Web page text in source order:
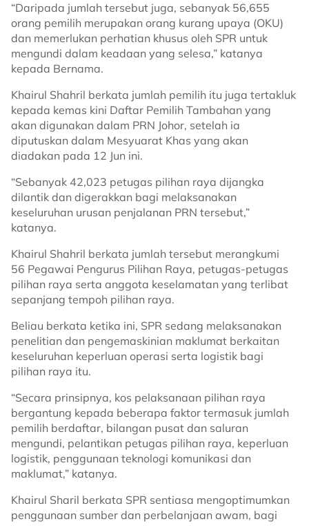
“Daripada jumlah tersebut juga, sebanyak 56,655
orang pemilih merupakan orang kurang upaya (OKU)
dan memerlukan perhatian khusus oleh SPR untuk
mengundi dalam keadaan yang selesa,” katanya
kepada Bernama.
Khairul Shahril berkata jumlah pemilih itu juga tertakluk
kepada kemas kini Daftar Pemilih Tambahan yang
akan digunakan dalam PRN Johor, setelah ia
diputuskan dalam Mesyuarat Khas yang akan
diadakan pada 12 Jun ini.
“Sebanyak 42,023 petugas pilihan raya dijangka
dilantik dan digerakkan bagi melaksanakan
keseluruhan urusan penjalanan PRN tersebut,”
katanya.
Khairul Shahril berkata jumlah tersebut merangkumi
56 Pegawai Pengurus Pilihan Raya, petugas-petugas
pilihan raya serta anggota keselamatan yang terlibat
sepanjang tempoh pilihan raya.
Beliau berkata ketika ini, SPR sedang melaksanakan
penelitian dan pengemaskinian maklumat berkaitan
keseluruhan keperluan operasi serta logistik bagi
pilihan raya itu.
“Secara prinsipnya, kos pelaksanaan pilihan raya
bergantung kepada beberapa faktor termasuk jumlah
pemilih berdaftar, bilangan pusat dan saluran
mengundi, pelantikan petugas pilihan raya, keperluan
logistik, penggunaan teknologi komunikasi dan
maklumat,” katanya.
Khairul Sharil berkata SPR sentiasa mengoptimumkan
penggunaan sumber dan perbelanjaan awam, bagi